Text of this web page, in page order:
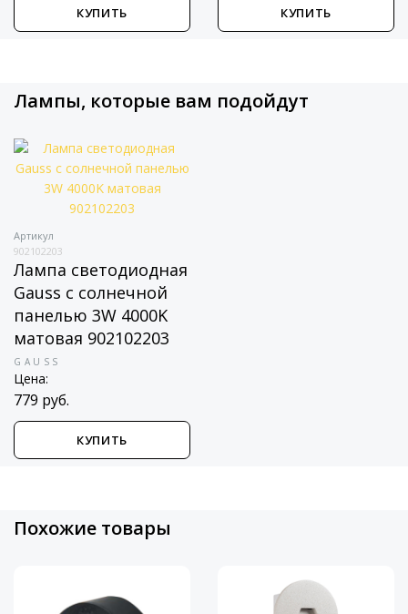
КУПИТЬ КУПИТЬ
Лампы, которые вам подойдут
Артикул
902102203
Лампа светодиодная
Gauss с солнечной
панелью 3W 4000K
матовая 902102203
GAUSS
Цена:
779 руб.
КУПИТЬ
Похожие товары